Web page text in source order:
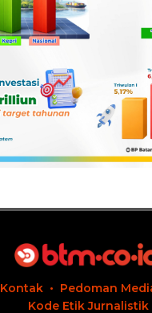
Kontak Pedoman
Kode Etik Jurnalistik